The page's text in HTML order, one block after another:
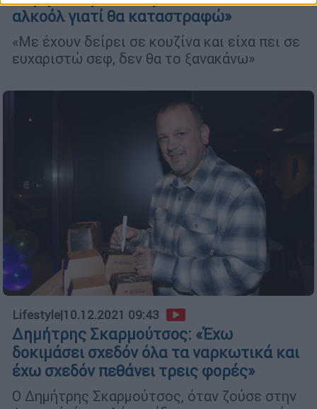
αλκοόλ γιατί θα καταστραφώ»
«Με έχουν δείρει σε κουζίνα και είχα πει σε
ευχαριστώ σεφ, δεν θα το ξανακάνω»
Lifestyle|10.12.2021 09:43
Δημήτρης Σκαρμούτσος: «Έχω
δοκιμάσει σχεδόν όλα τα ναρκωτικά και
έχω σχεδόν πεθάνει τρεις φορές»
Ο Δημήτρης Σκαρμούτσος, όταν ζούσε στην